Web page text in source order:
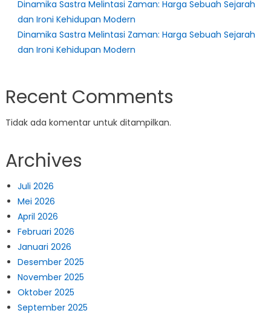
Dinamika Sastra Melintasi Zaman: Harga Sebuah Sejarah
dan Ironi Kehidupan Modern
Dinamika Sastra Melintasi Zaman: Harga Sebuah Sejarah
dan Ironi Kehidupan Modern
Recent Comments
Tidak ada komentar untuk ditampilkan.
Archives
Juli 2026
Mei 2026
April 2026
Februari 2026
Januari 2026
Desember 2025
November 2025
Oktober 2025
September 2025